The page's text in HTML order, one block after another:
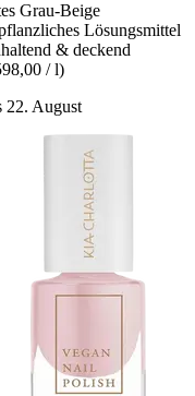
Grau-Beige
Lösungsmittel
& deckend
/ l)
22. August